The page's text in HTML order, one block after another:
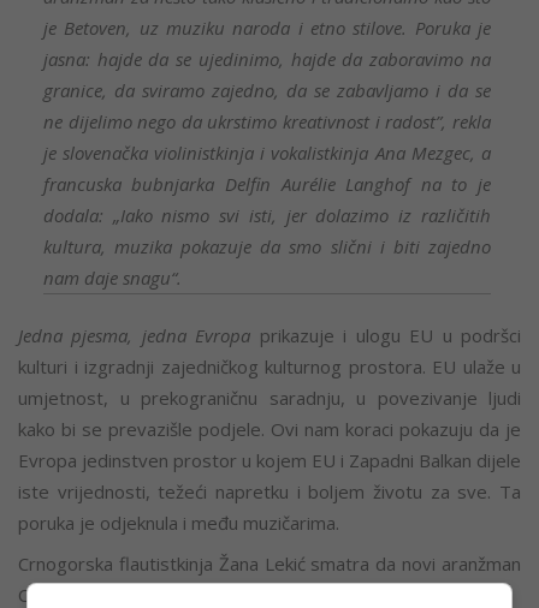
je Betoven, uz muziku naroda i etno stilove. Poruka je
jasna: hajde da se ujedinimo, hajde da zaboravimo na
granice, da sviramo zajedno, da se zabavljamo i da se
ne dijelimo nego da ukrstimo kreativnost i radost”, rekla
je slovenačka violinistkinja i vokalistkinja Ana Mezgec, a
francuska bubnjarka Delfin Aurélie Langhof na to je
dodala: „Iako nismo svi isti, jer dolazimo iz različitih
kultura, muzika pokazuje da smo slični i biti zajedno
nam daje snagu“.
Jedna pjesma, jedna Evropa prikazuje i ulogu EU u podršci
kulturi i izgradnji zajedničkog kulturnog prostora. EU ulaže u
umjetnost, u prekograničnu saradnju, u povezivanje ljudi
kako bi se prevazišle podjele. Ovi nam koraci pokazuju da je
Evropa jedinstven prostor u kojem EU i Zapadni Balkan dijele
iste vrijednosti, težeći napretku i boljem životu za sve. Ta
poruka je odjeknula i među muzičarima.
Crnogorska flautistkinja Žana Lekić smatra da novi aranžman
Ode radosti nosi i umjetničku i političku poruku.